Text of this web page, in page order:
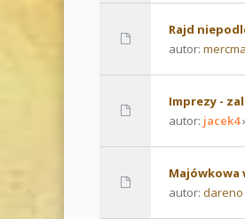
Rajd
autor:
Imprezy -
autor: jacek4
Majówkowa
autor: dareno